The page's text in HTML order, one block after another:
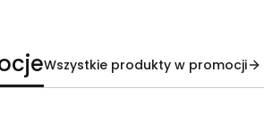
Wszystkie produkty w promocji